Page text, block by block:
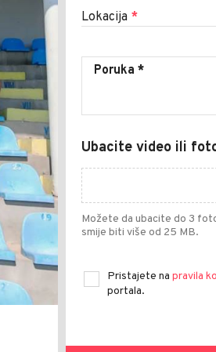
Lokacija *
Ubacite video ili
Možete da ubacite do 3
smije biti više od 25 MB.
Pristajete na pravila
portala.